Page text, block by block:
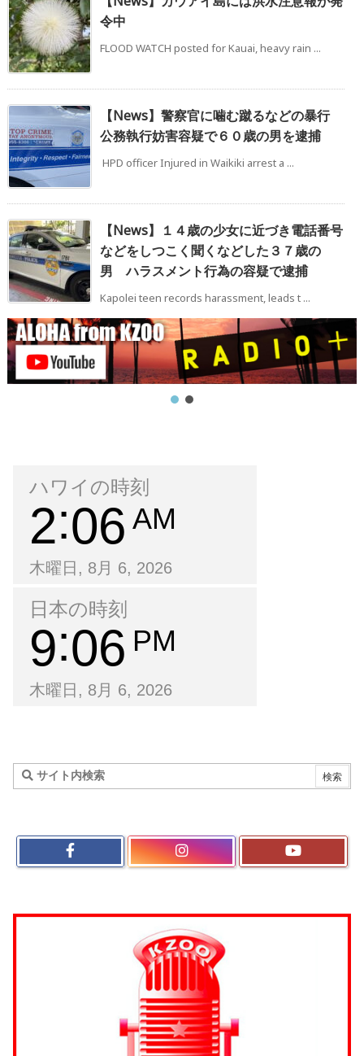
令中
FLOOD WATCH posted for Kauai, heavy rain ...
【News】警察官に噛む蹴るなどの暴行
公務執行妨害容疑で６０歳の男を逮捕
HPD officer Injured in Waikiki arrest a ...
【News】１４歳の少女に近づき電話番号
などをしつこく聞くなどした３７歳の
男 ハラスメント行為の容疑で逮捕
Kapolei teen records harassment, leads t ...
ハワイの時刻
2 06 AM
木曜日, 8月 6, 2026
日本の時刻
9 06 PM
木曜日, 8月 6, 2026